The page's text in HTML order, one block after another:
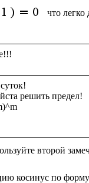
что легко
решить предел!
второй
косинус по